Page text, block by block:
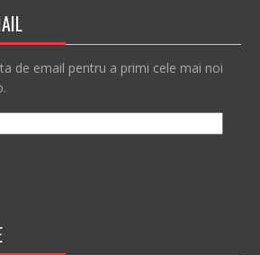
de email pentru a primi cele mai noi